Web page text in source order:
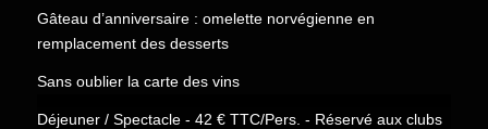
Gâteau d’anniversaire : omelette norvégienne en
remplacement des desserts
Sans oublier la carte des vins
Déjeuner / Spectacle - 42 € TTC/Pers. - Réservé aux clubs